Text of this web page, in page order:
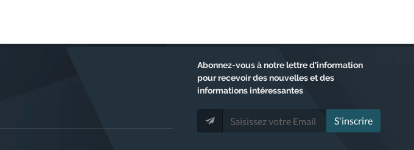
Abonnez-vousà notre lettre d'information
pour recevoir des nouvelles et des
informations intéressantes
S'inscrire